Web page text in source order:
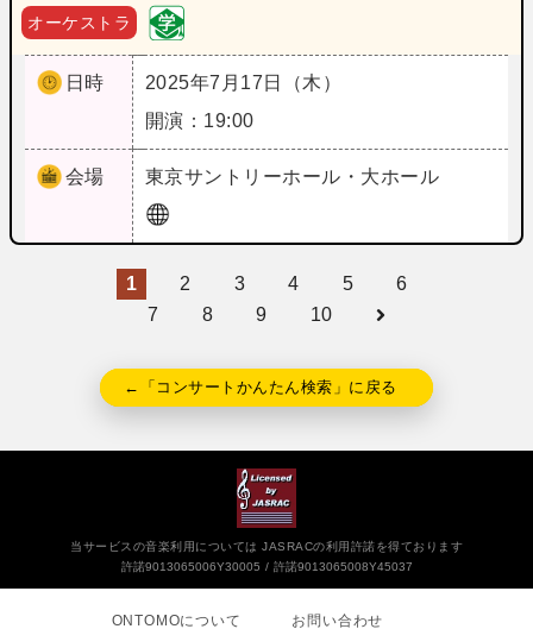
オーケストラ
日時
2025年7月17日（木）
開演：19:00
会場 東京サントリーホール・大ホール
1 2 3 4 5
6
7
8 9 10
←「コンサートかんたん検索」に戻る
当サービスの音楽利用については JASRACの利用許諾を得ております
許諾9013065006Y30005
許諾9013065008Y45037
ONTOMOについて お問い合わせ